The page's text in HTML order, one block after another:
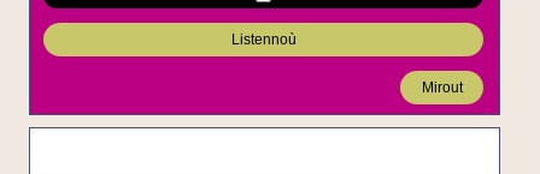
Listennoù
Mirout